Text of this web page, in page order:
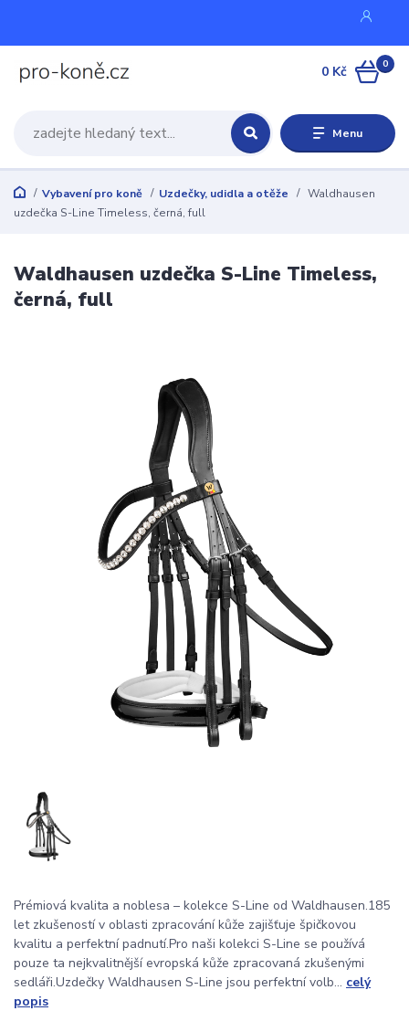
Menu
0
0 Kč
Vybavení pro koně Uzdečky, udidla a otěže
Waldhausen
uzdečka S-Line Timeless, černá, full
Waldhausen uzdečka S-Line Timeless,
černá, full
Prémiová kvalita a noblesa – kolekce S-Line od Waldhausen.185
let zkušeností v oblasti zpracování kůže zajišťuje špičkovou
kvalitu a perfektní padnutí.Pro naši kolekci S-Line se používá
pouze ta nejkvalitnější evropská kůže zpracovaná zkušenými
sedláři.Uzdečky Waldhausen S-Line jsou perfektní volb... celý
popis